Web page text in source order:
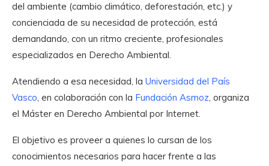
del ambiente (cambio climático, deforestación, etc.) y
concienciada de su necesidad de protección, está
demandando, con un ritmo creciente, profesionales
especializados en Derecho Ambiental.
Atendiendo a esa necesidad, la Universidad del País
Vasco, en colaboración con la Fundación Asmoz, organiza
el Máster en Derecho Ambiental por Internet.
El objetivo es proveer a quienes lo cursan de los
conocimientos necesarios para hacer frente a las